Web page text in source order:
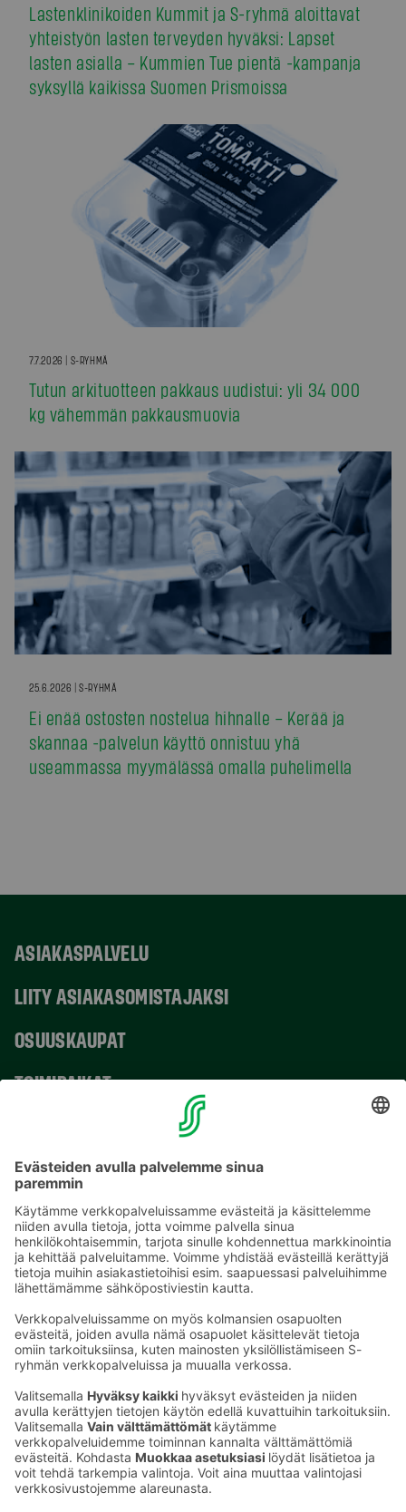
Lastenklinikoiden Kummit ja S-ryhmä aloittavat
yhteistyön lasten terveyden hyväksi: Lapset
lasten asialla – Kummien Tue pientä -kampanja
syksyllä kaikissa Suomen Prismoissa
7.7.2026 | S-RYHMÄ
Tutun arkituotteen pakkaus uudistui: yli 34 000
kg vähemmän pakkausmuovia
25.6.2026 | S-RYHMÄ
Ei enää ostosten nostelua hihnalle – Kerää ja
skannaa -palvelun käyttö onnistuu yhä
useammassa myymälässä omalla puhelimella
ASIAKASPALVELU
LIITY ASIAKASOMISTAJAKSI
OSUUSKAUPAT
TOIMIPAIKAT
Sähköpostiosoitteet S-ryhmässä ovat muotoa
etunimi.sukunimi@sok.fi
Seuraa meitä: